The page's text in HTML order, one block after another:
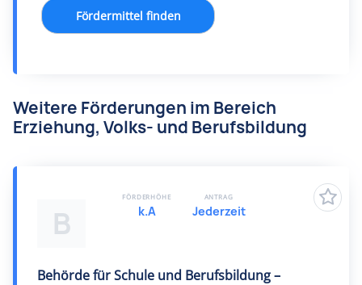
Fördermittel finden
Weitere Förderungen im Bereich
Erziehung, Volks- und Berufsbildung
B
Behörde für Schule und Berufsbildung –
FÖRDERHÖHE
k.A
ANTRAG
Jederzeit